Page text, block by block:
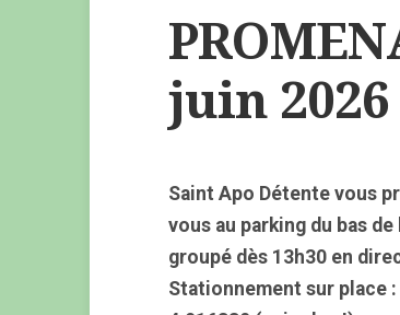
juin 2026
Saint Apo Détente vous
vous au parking du bas
groupé dès 13h30 en
Stationnement sur place